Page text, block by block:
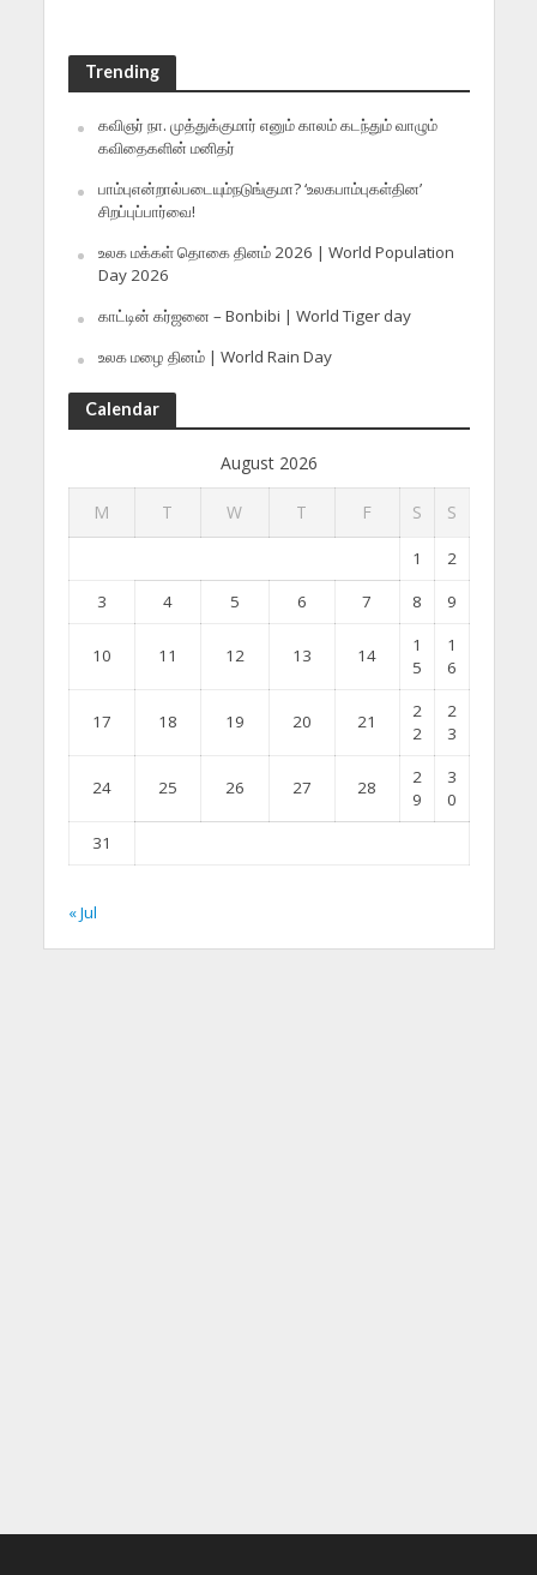
Trending
கவிஞர் நா. முத்துக்குமார் எனும் காலம் கடந்தும் வாழும்
கவிதைகளின் மனிதர்
பாம்புஎன்றால்படையும்நடுங்குமா? ‘உலகபாம்புகள்தின’
சிறப்புப்பார்வை!
உலக மக்கள் தொகை தினம் 2026 | World Population
Day 2026
காட்டின் கர்ஜனை – Bonbibi | World Tiger day
உலக மழை தினம் | World Rain Day
Calendar
August 2026
M T W T F S S
1
2
3
4 5 6 7 8 9
10 11 12 13 14
1
5
1
6
17 18 19 20 21
2
2
2
3
24 25 26 27 28
2
9
3
0
31
« Jul